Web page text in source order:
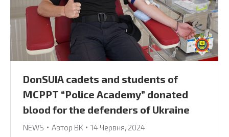
DonSUIA cadets and students of
MCPPT “Police Academy” donated
blood for the defenders of Ukraine
NEWS Автор ВК 14 Червня, 2024